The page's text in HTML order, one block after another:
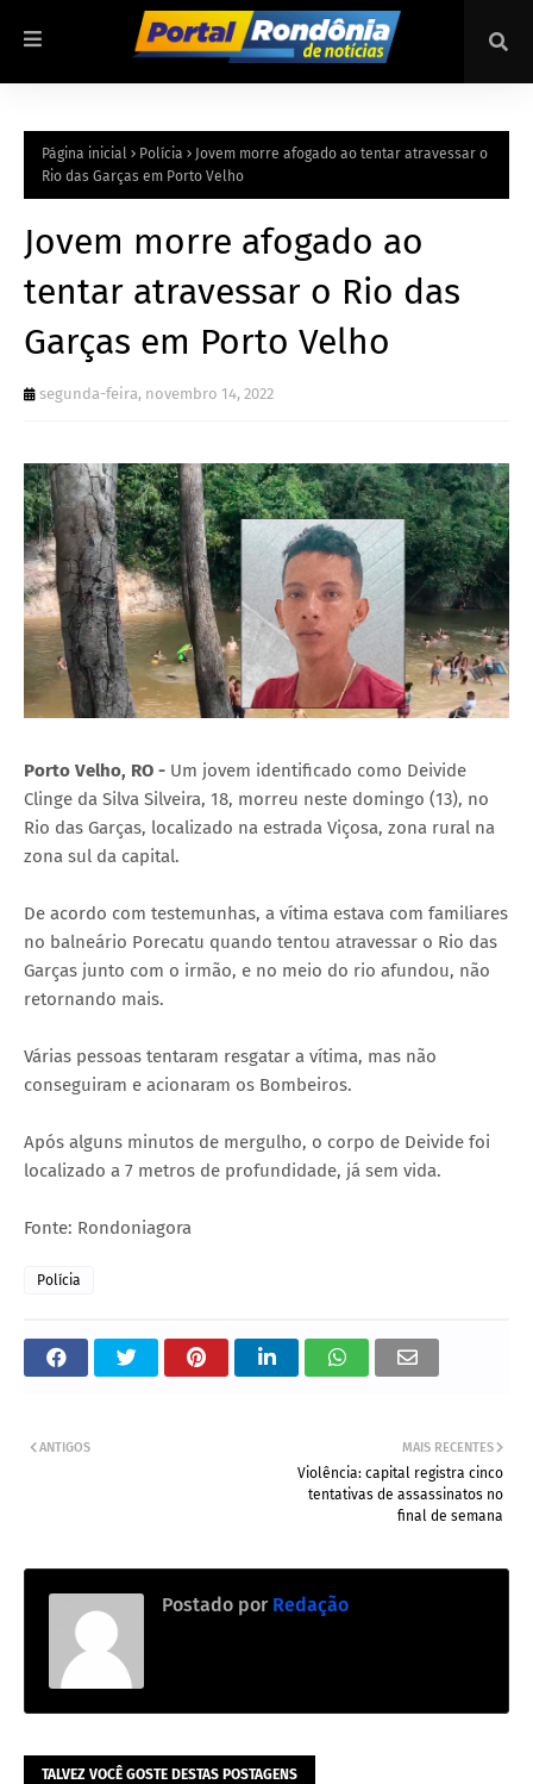
Página inicial Polícia
Jovem morre afogado ao tentar atravessar o
Rio das Garças em Porto Velho
Jovem morre afogado ao
tentar atravessar o Rio das
Garças em Porto Velho
segunda-feira, novembro 14, 2022
Porto Velho, RO - Um jovem identificado como Deivide
Clinge da Silva Silveira, 18, morreu neste domingo (13), no
Rio das Garças, localizado na estrada Viçosa, zona rural na
zona sul da capital.
De acordo com testemunhas, a vítima estava com familiares
no balneário Porecatu quando tentou atravessar o Rio das
Garças junto com o irmão, e no meio do rio afundou, não
retornando mais.
Várias pessoas tentaram resgatar a vítima, mas não
conseguiram e acionaram os Bombeiros.
Após alguns minutos de mergulho, o corpo de Deivide foi
localizado a 7 metros de profundidade, já sem vida.
Fonte: Rondoniagora
Polícia
MAIS RECENTES
Violência: capital registra cinco
tentativas de assassinatos no
final de semana
ANTIGOS
Postado por Redação
TALVEZ VOCÊ GOSTE DESTAS POSTAGENS